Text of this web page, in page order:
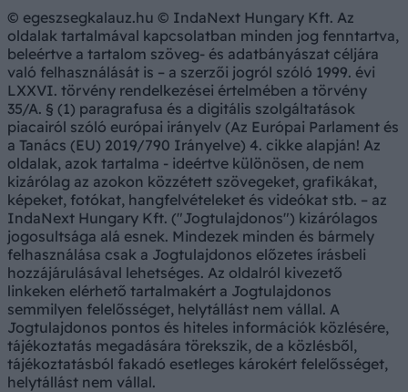
© egeszsegkalauz.hu © IndaNext Hungary Kft. Az
oldalak tartalmával kapcsolatban minden jog fenntartva,
beleértve a tartalom szöveg- és adatbányászat céljára
való felhasználását is – a szerzői jogról szóló 1999. évi
LXXVI. törvény rendelkezései értelmében a törvény
35/A. § (1) paragrafusa és a digitális szolgáltatások
piacairól szóló európai irányelv (Az Európai Parlament és
a Tanács (EU) 2019/790 Irányelve) 4. cikke alapján! Az
oldalak, azok tartalma - ideértve különösen, de nem
kizárólag az azokon közzétett szövegeket, grafikákat,
képeket, fotókat, hangfelvételeket és videókat stb. – az
IndaNext Hungary Kft. ("Jogtulajdonos") kizárólagos
jogosultsága alá esnek. Mindezek minden és bármely
felhasználása csak a Jogtulajdonos előzetes írásbeli
hozzájárulásával lehetséges. Az oldalról kivezető
linkeken elérhető tartalmakért a Jogtulajdonos
semmilyen felelősséget, helytállást nem vállal. A
Jogtulajdonos pontos és hiteles információk közlésére,
tájékoztatás megadására törekszik, de a közlésből,
tájékoztatásból fakadó esetleges károkért felelősséget,
helytállást nem vállal.